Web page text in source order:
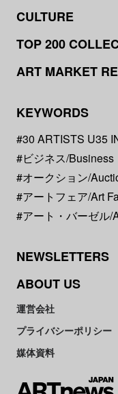
CULTURE
TOP 200
ART MARKET
KEYWORDS
#30 ARTISTS U35
#ビジネス/Business
#オークション/
#アートフェア/Art
#アート・バーゼル/
NEWSLETTERS
ABOUT US
運営会社
プライバシーポリシー
媒体資料